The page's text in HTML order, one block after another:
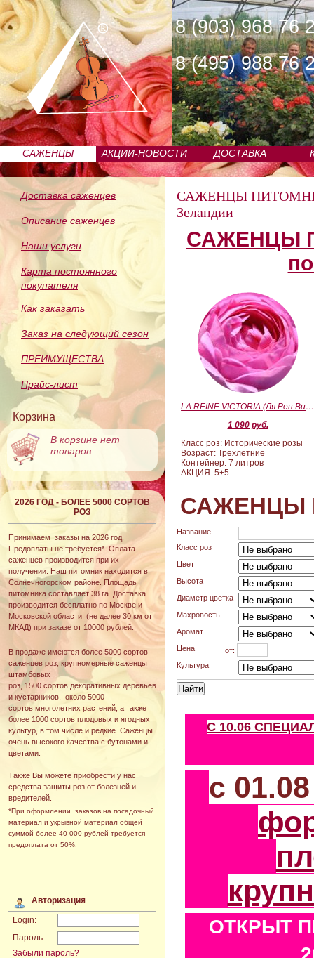
8 (903) 968 76
8 (495) 988 76
САЖЕНЦЫ
ПИТОМНИКА
АКЦИИ-НОВОСТИ ДОСТАВКА
Доставка саженцев
Описание саженцев
Наши услуги
Карта постоянного
покупателя
Как заказать
Заказ на следующий сезон
ПРЕИМУЩЕСТВА
Прайс-лист
Корзина
В корзине нет
товаров
2026 ГОД - БОЛЕЕ 5000 СОРТОВ
РОЗ
Принимаем заказы на 2026 год.
Предоплаты не требуется*. Оплата
саженцев производится при их
получении. Наш питомник находится в
Солнечногорском районе. Площадь
питомника составляет 38 га. Доставка
производится бесплатно по Москве и
Московской области (не далее 30 км от
МКАД) при заказе от 10000 рублей.
В продаже имеются более 5000 сортов
саженцев роз, крупномерные саженцы
штамбовых
роз, 1500 сортов декоративных деревьев
и кустарников, около 5000
сортов многолетних растений, а также
более 1000 сортов плодовых и ягодных
культур, в том числе и редкие. Саженцы
очень высокого качества с бутонами и
цветами.
Также Вы можете приобрести у нас
средства защиты роз от болезней и
вредителей.
*При оформлении заказов на посадочный
материал и укрывной материал общей
суммой более 40 000 рублей требуется
предоплата от 50%.
Авторизация
Login:
Пароль:
Забыли пароль?
САЖЕНЦЫ
Зеландии
САЖЕНЦЫ
LA REINE VICTORIA (Ля Рен Виктория)
1 090 руб.
Класс роз: Исторические розы
Возраст: Трехлетние
Контейнер: 7 литров
АКЦИЯ: 5+5
САЖЕНЦЫ
Название
Класс роз
Цвет
Высота
Диаметр цветка
Махровость
Аромат
Цена
от:
Культура
С 10.06
с
ОТКРЫТ